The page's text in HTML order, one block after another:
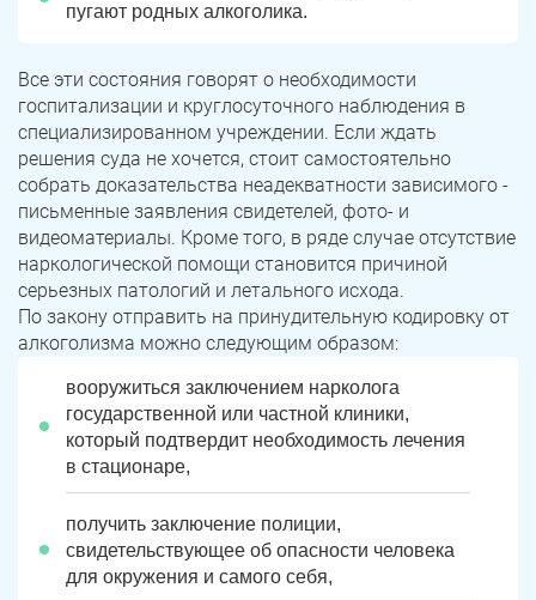
пугают родных алкоголика.
Все эти состояния говорят о необходимости
госпитализации и круглосуточного наблюдения в
специализированном учреждении. Если ждать
решения суда не хочется, стоит самостоятельно
собрать доказательства неадекватности зависимого -
письменные заявления свидетелей, фото- и
видеоматериалы. Кроме того, в ряде случае отсутствие
наркологической помощи становится причиной
серьезных патологий и летального исхода.
По закону отправить на принудительную кодировку от
алкоголизма можно следующим образом:
вооружиться заключением нарколога
государственной или частной клиники,
который подтвердит необходимость лечения
в стационаре,
получить заключение полиции,
свидетельствующее об опасности человека
для окружения и самого себя,